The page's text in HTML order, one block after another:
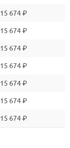
15 674 ₽
15 674 ₽
15 674 ₽
15 674 ₽
15 674 ₽
15 674 ₽
15 674 ₽